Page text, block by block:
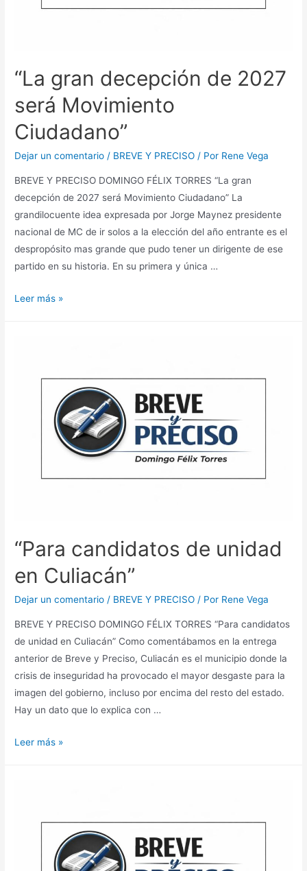
“La gran decepción de 2027
será Movimiento
Ciudadano”
Dejar un comentario / BREVE Y PRECISO / Por Rene Vega
BREVE Y PRECISO DOMINGO FÉLIX TORRES “La gran
decepción de 2027 será Movimiento Ciudadano” La
grandilocuente idea expresada por Jorge Maynez presidente
nacional de MC de ir solos a la elección del año entrante es el
despropósito mas grande que pudo tener un dirigente de ese
partido en su historia. En su primera y única …
Leer más »
“Para candidatos de unidad
en Culiacán”
Dejar un comentario / BREVE Y PRECISO / Por Rene Vega
BREVE Y PRECISO DOMINGO FÉLIX TORRES “Para candidatos
de unidad en Culiacán” Como comentábamos en la entrega
anterior de Breve y Preciso, Culiacán es el municipio donde la
crisis de inseguridad ha provocado el mayor desgaste para la
imagen del gobierno, incluso por encima del resto del estado.
Hay un dato que lo explica con …
Leer más »